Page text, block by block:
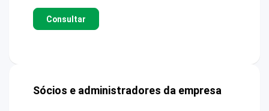
Consultar
Sócios e administradores da empresa